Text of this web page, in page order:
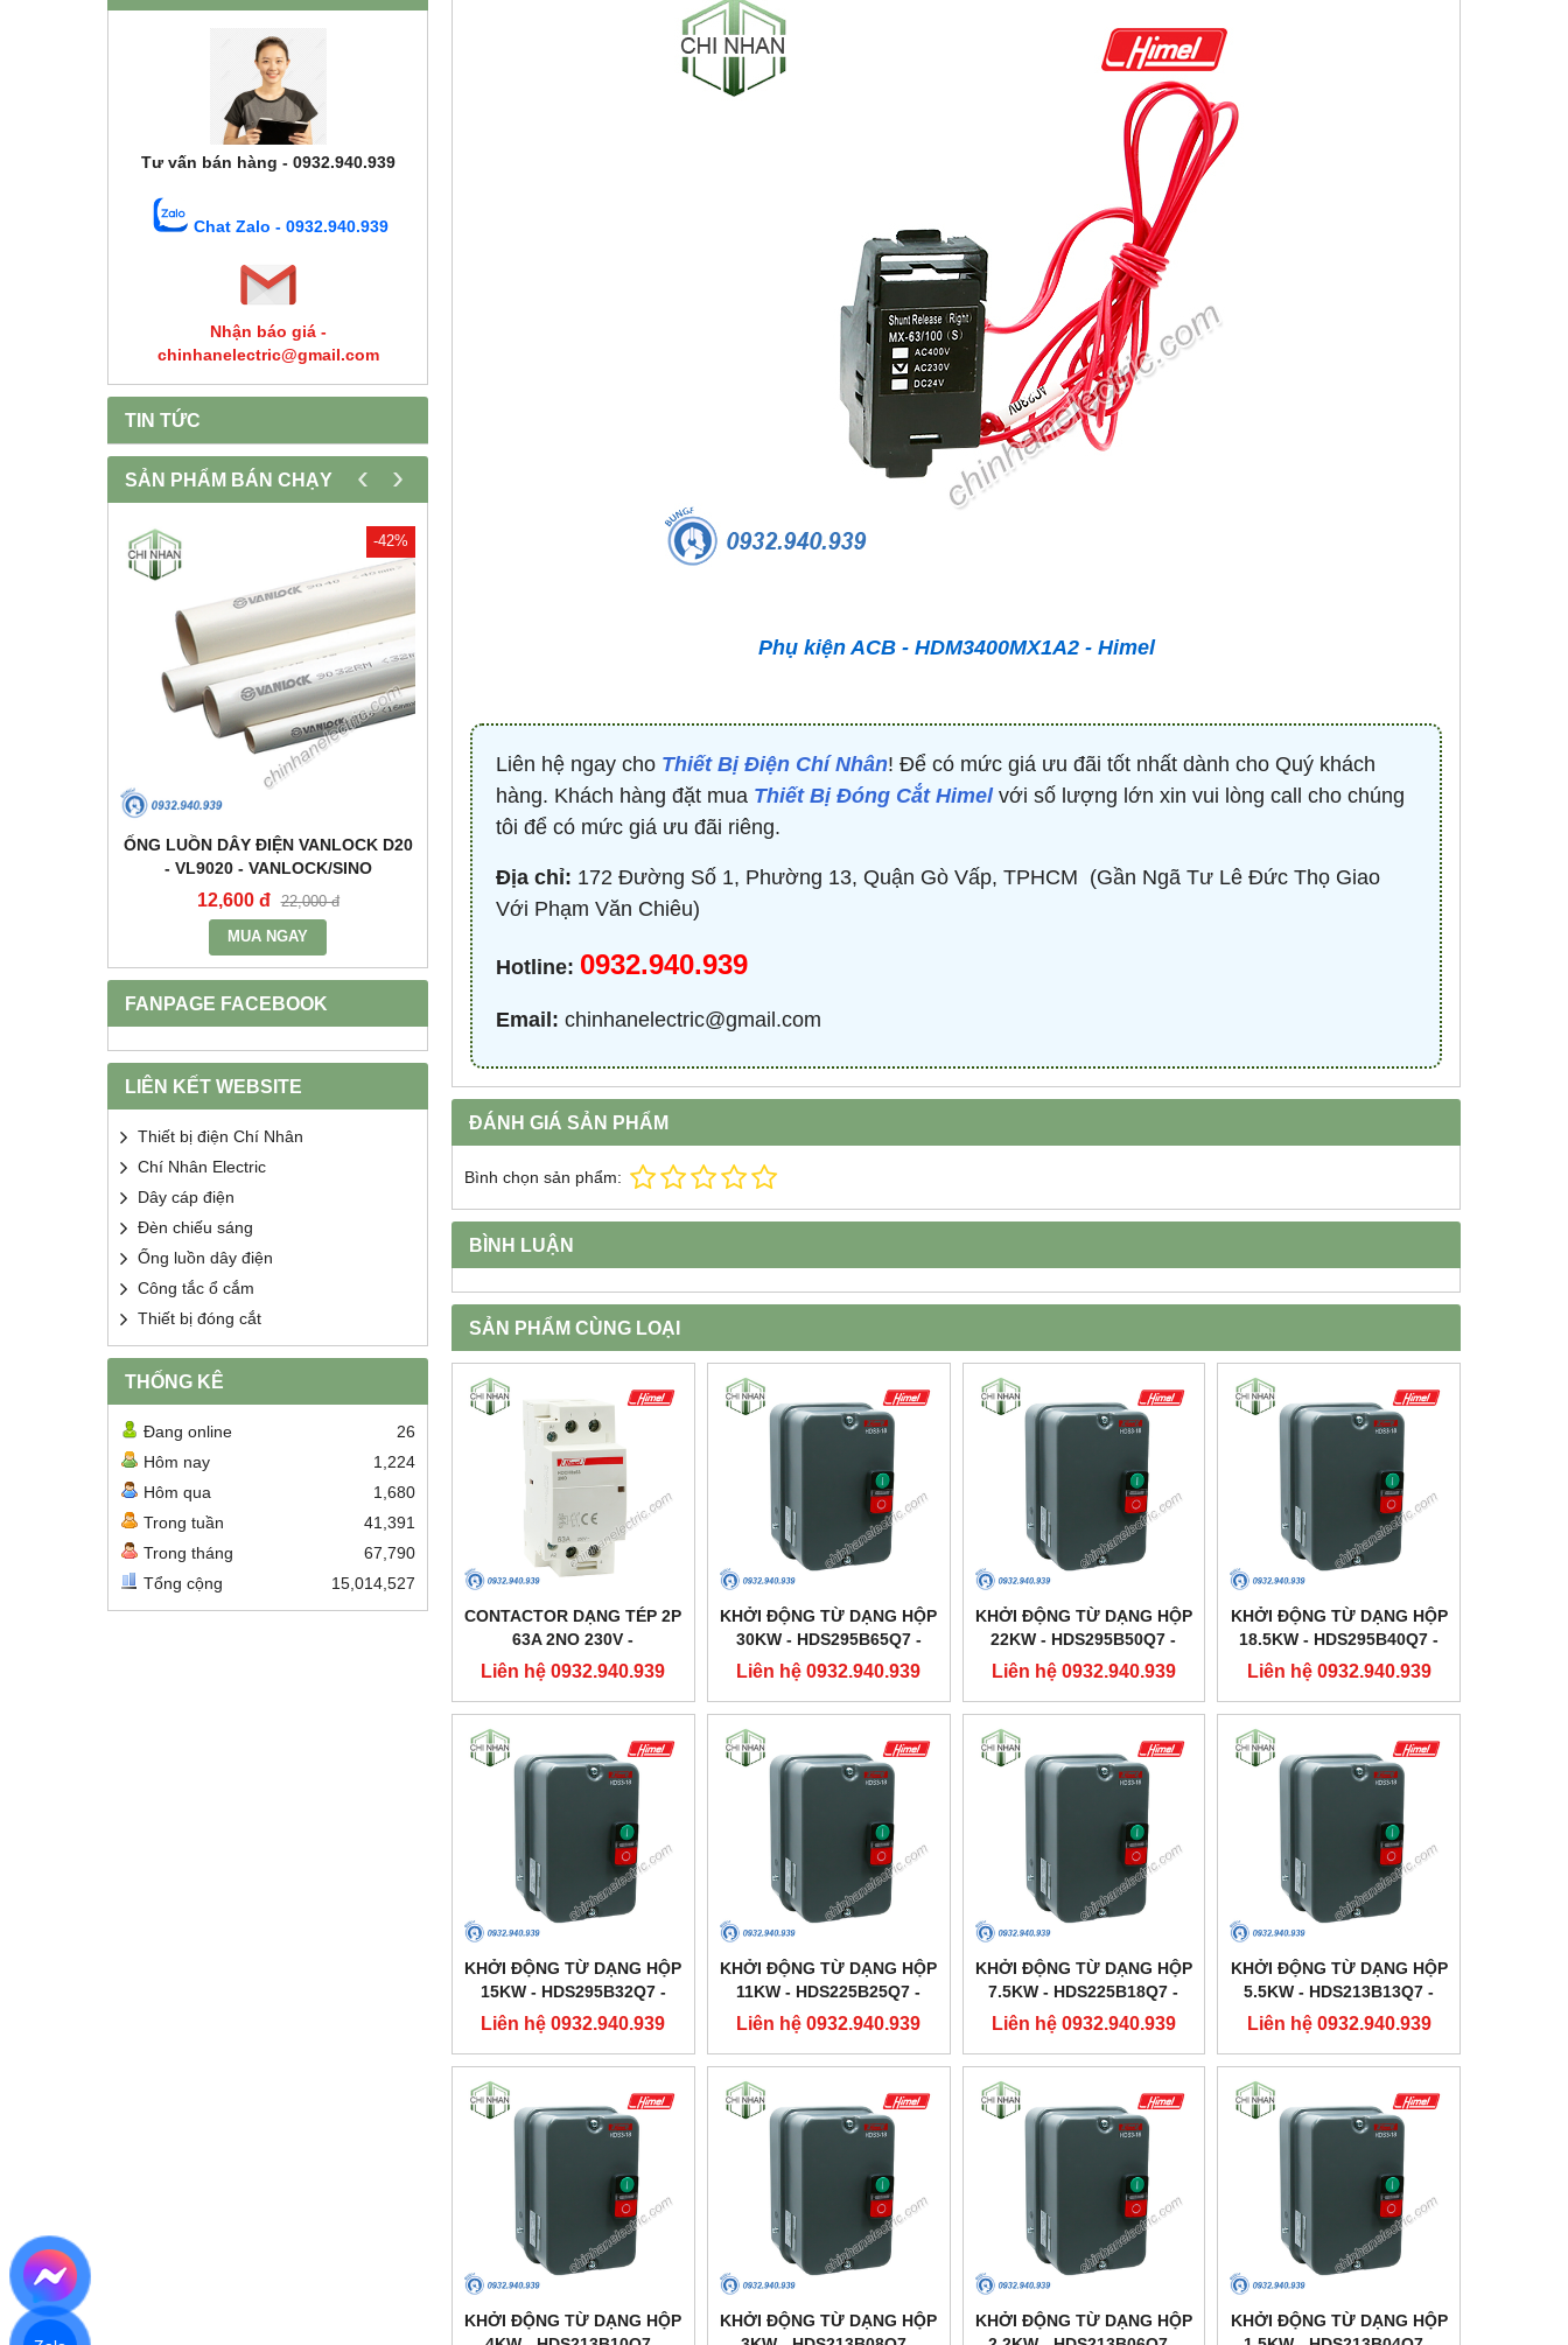
Tư vấn bán hàng - 0932.940.939
Chat Zalo - 0932.940.939
Nhận báo giá -
chinhanelectric@gmail.com
TIN TỨC
SẢN PHẨM BÁN CHẠY
-42%
ỐNG LUỒN DÂY ĐIỆN VANLOCK D20
- VL9020 - VANLOCK/SINO
12,600 đ 22,000 đ
MUA NGAY
-53%
TỤ BÙ TRÒN 20KVAR 3P 450V -
HDCAP304500203 - HIMEL
682,000 đ 1,479,000 đ
BỘ ĐIỀU KHIỂN TỤ BÙ 380V 4 CẤP -
HJKL5CQ4S - HIMEL
ĐỘNG TỪ ) - HDC34011M7 - HIMEL
BÓNG LED
‹ ›
FANPAGE FACEBOOK
LIÊN KẾT WEBSITE
Thiết bị điện Chí Nhân
Chí Nhân Electric
Dây cáp điện
Đèn chiếu sáng
Ống luồn dây điện
Công tắc ổ cắm
Thiết bị đóng cắt
THỐNG KÊ
Đang online
26
Hôm nay
1,224
Hôm qua
1,680
Trong tuần
41,391
Trong tháng
67,790
Tổng cộng
15,014,527
Phụ kiện ACB - HDM3400MX1A2 - Himel
Liên hệ ngay cho Thiết Bị Điện Chí Nhân! Để có mức giá ưu đãi tốt nhất dành cho Quý khách
hàng. Khách hàng đặt mua Thiết Bị Đóng Cắt Himelvới số lượng lớn xin vui lòng call cho chúng
tôi để có mức giá ưu đãi riêng.
Địa chỉ: 172 Đường Số 1, Phường 13, Quận Gò Vấp, TPHCM ​ (Gần Ngã Tư Lê Đức Thọ Giao
Với Phạm Văn Chiêu)
Hotline: 0932.940.939
Email: chinhanelectric@gmail.com
ĐÁNH GIÁ SẢN PHẨM
Bình chọn sản phẩm:
BÌNH LUẬN
SẢN PHẨM CÙNG LOẠI
CONTACTOR DẠNG TÉP 2P
63A 2NO 230V -
HDCH8S63220 - HIMEL
Liên hệ 0932.940.939
KHỞI ĐỘNG TỪ DẠNG HỘP
30KW - HDS295B65Q7 -
HIMEL
Liên hệ 0932.940.939
KHỞI ĐỘNG TỪ DẠNG HỘP
22KW - HDS295B50Q7 -
HIMEL
Liên hệ 0932.940.939
KHỞI ĐỘNG TỪ DẠNG HỘP
18.5KW - HDS295B40Q7 -
HIMEL
Liên hệ 0932.940.939
KHỞI ĐỘNG TỪ DẠNG HỘP
15KW - HDS295B32Q7 -
HIMEL
Liên hệ 0932.940.939
KHỞI ĐỘNG TỪ DẠNG HỘP
11KW - HDS225B25Q7 -
HIMEL
Liên hệ 0932.940.939
KHỞI ĐỘNG TỪ DẠNG HỘP
7.5KW - HDS225B18Q7 -
HIMEL
Liên hệ 0932.940.939
KHỞI ĐỘNG TỪ DẠNG HỘP
5.5KW - HDS213B13Q7 -
HIMEL
Liên hệ 0932.940.939
KHỞI ĐỘNG TỪ DẠNG HỘP
KHỞI ĐỘNG TỪ DẠNG HỘP
KHỞI ĐỘNG TỪ DẠNG HỘP
KHỞI ĐỘNG TỪ DẠNG HỘP